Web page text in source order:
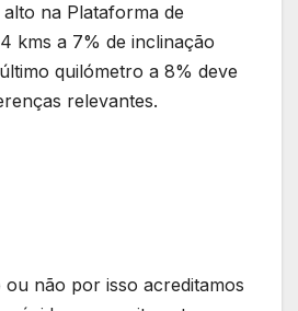
na Plataforma de
kms a 7% de inclinação
quilómetro a 8% deve
relevantes.
não por isso acreditamos